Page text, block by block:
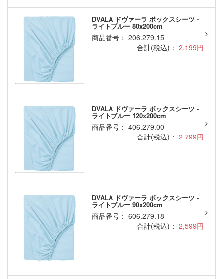
DVALA ドヴァーラ ボックスシーツ -
ライトブルー 80x200cm
商品番号： 206.279.15
合計(税込)： 2,199円
DVALA ドヴァーラ ボックスシーツ -
ライトブルー 120x200cm
商品番号： 406.279.00
合計(税込)： 2,799円
DVALA ドヴァーラ ボックスシーツ -
ライトブルー 90x200cm
商品番号： 606.279.18
合計(税込)： 2,599円